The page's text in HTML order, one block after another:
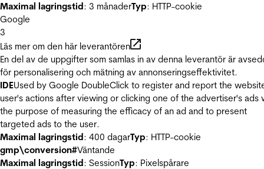
Maximal lagringstid: 3 månaderTyp: HTTP-cookie
Google
3
Läs mer om den här leverantören
En del av de uppgifter som samlas in av denna leverantör är
för personalisering och mätning av annonseringseffektivitet.
IDEUsed by Google DoubleClick to register and report the
user's actions after viewing or clicking one of the advertiser's ads
the purpose of measuring the efficacy of an ad and to present
targeted ads to the user.
Maximal lagringstid: 400 dagarTyp: HTTP-cookie
gmp\conversion#Väntande
Maximal lagringstid: SessionTyp: Pixelspårare